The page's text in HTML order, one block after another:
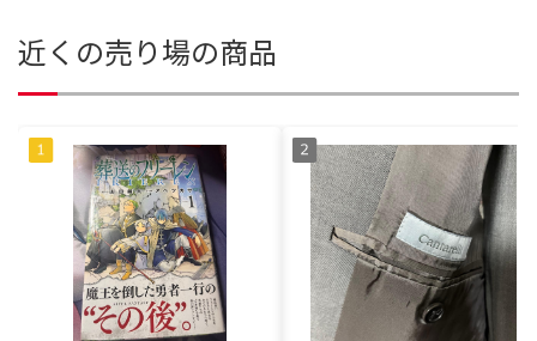
近くの売り場の商品